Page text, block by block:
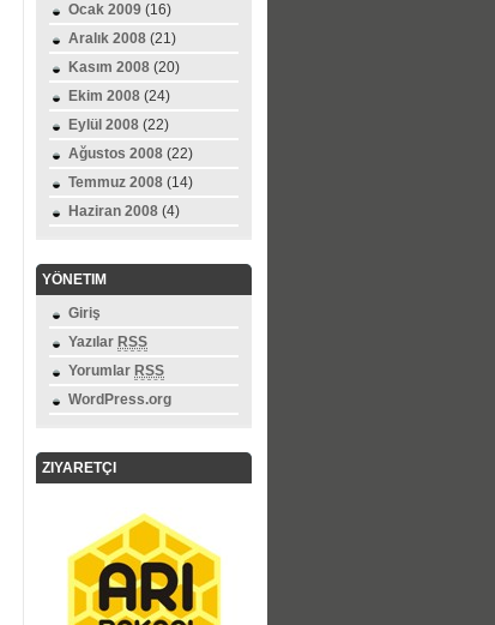
Ocak 2009 (16)
Aralık 2008 (21)
Kasım 2008 (20)
Ekim 2008 (24)
Eylül 2008 (22)
Ağustos 2008 (22)
Temmuz 2008 (14)
Haziran 2008 (4)
YÖNETIM
Giriş
Yazılar RSS
Yorumlar RSS
WordPress.org
ZIYARETÇI